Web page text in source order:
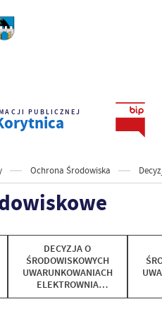
PUBLICZNEJ
Ochrona Środowiska
DECYZJA O
ŚRODOWISKOWYCH
UWARUNKOWANIACH
ELEKTROWNIA
FOTOWOLTAICZNA